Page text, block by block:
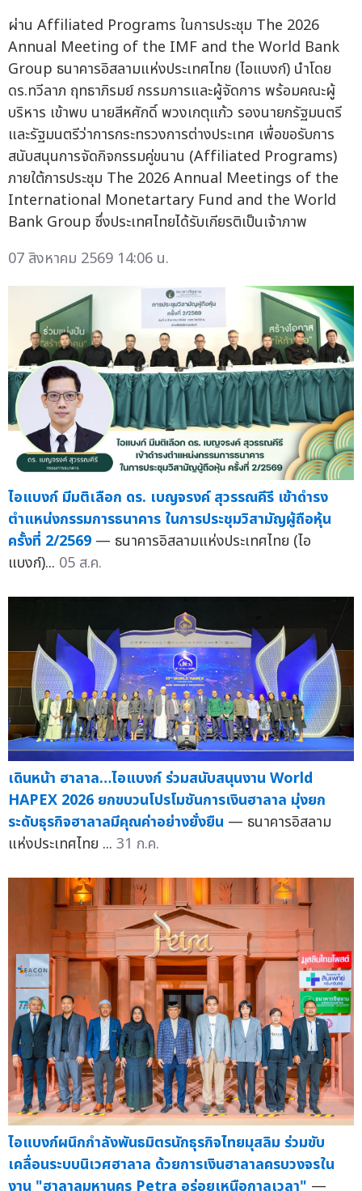
ผ่าน Affiliated Programs ในการประชุม The 2026
Annual Meeting of the IMF and the World Bank
Group ธนาคารอิสลามแห่งประเทศไทย (ไอแบงก์) นำโดย
ดร.ทวีลาภ ฤทธาภิรมย์ กรรมการและผู้จัดการ พร้อมคณะผู้
บริหาร เข้าพบ นายสีหศักดิ์ พวงเกตุแก้ว รองนายกรัฐมนตรี
และรัฐมนตรีว่าการกระทรวงการต่างประเทศ เพื่อขอรับการ
สนับสนุนการจัดกิจกรรมคู่ขนาน (Affiliated Programs)
ภายใต้การประชุม The 2026 Annual Meetings of the
International Monetartary Fund and the World
Bank Group ซึ่งประเทศไทยได้รับเกียรติเป็นเจ้าภาพ
07 สิงหาคม 2569 14:06 น.
ไอแบงก์ มีมติเลือก ดร. เบญจรงค์ สุวรรณคีรี เข้าดำรง
ตำแหน่งกรรมการธนาคาร ในการประชุมวิสามัญผู้ถือหุ้น
ครั้งที่ 2/2569 — ธนาคารอิสลามแห่งประเทศไทย (ไอ
แบงก์)... 05 ส.ค.
เดินหน้า ฮาลาล…ไอแบงก์ ร่วมสนับสนุนงาน World
HAPEX 2026 ยกขบวนโปรโมชันการเงินฮาลาล มุ่งยก
ระดับธุรกิจฮาลาลมีคุณค่าอย่างยั่งยืน — ธนาคารอิสลาม
แห่งประเทศไทย ... 31 ก.ค.
ไอแบงก์ผนึกกำลังพันธมิตรนักธุรกิจไทยมุสลิม ร่วมขับ
เคลื่อนระบบนิเวศฮาลาล ด้วยการเงินฮาลาลครบวงจรใน